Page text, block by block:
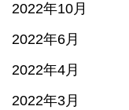
2022年10月
2022年6月
2022年4月
2022年3月